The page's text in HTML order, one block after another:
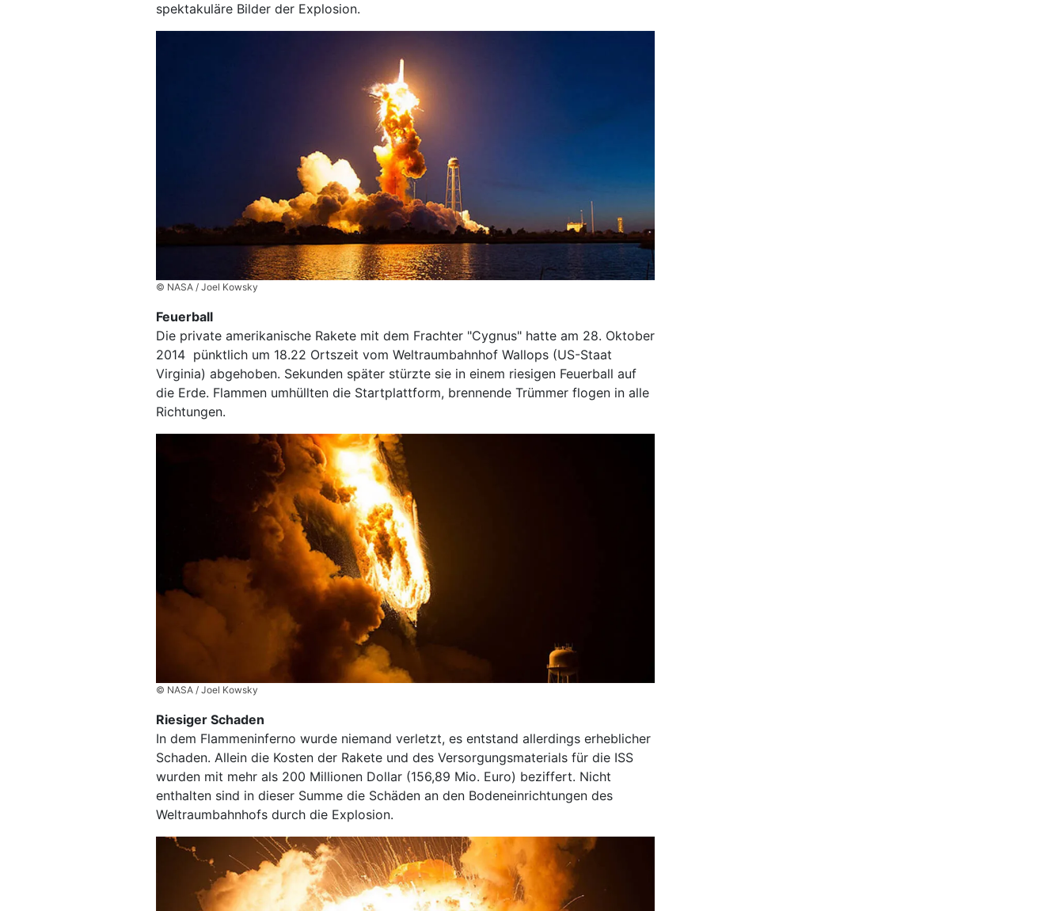
spektakuläre Bilder der Explosion.
© NASA / Joel Kowsky
Feuerball
Die private amerikanische Rakete mit dem Frachter "Cygnus" hatte am 28. Oktober
2014 pünktlich um 18.22 Ortszeit vom Weltraumbahnhof Wallops (US-Staat
Virginia) abgehoben. Sekunden später stürzte sie in einem riesigen Feuerball auf
die Erde. Flammen umhüllten die Startplattform, brennende Trümmer flogen in alle
Richtungen.
© NASA / Joel Kowsky
Riesiger Schaden
In dem Flammeninferno wurde niemand verletzt, es entstand allerdings erheblicher
Schaden. Allein die Kosten der Rakete und des Versorgungsmaterials für die ISS
wurden mit mehr als 200 Millionen Dollar (156,89 Mio. Euro) beziffert. Nicht
enthalten sind in dieser Summe die Schäden an den Bodeneinrichtungen des
Weltraumbahnhofs durch die Explosion.